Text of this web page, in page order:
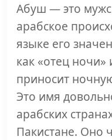
Абуш — это
арабское
языке его
как «отец
приносит
Это имя
арабских
Пакистане. Оно